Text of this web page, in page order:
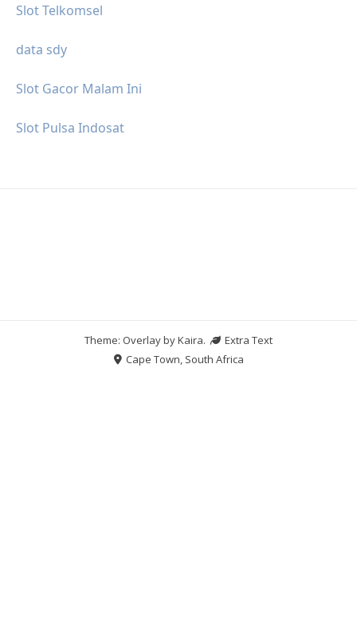
Slot Telkomsel
data sdy
Slot Gacor Malam Ini
Slot Pulsa Indosat
Theme: Overlay byKaira.
Extra Text
Cape Town, South Africa